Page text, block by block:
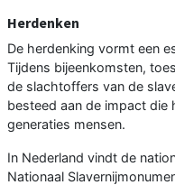
Herdenken
De herdenking vormt een
Tijdens bijeenkomsten,
de slachtoffers van de
besteed aan de impact die
generaties mensen.
In Nederland vindt de
Nationaal